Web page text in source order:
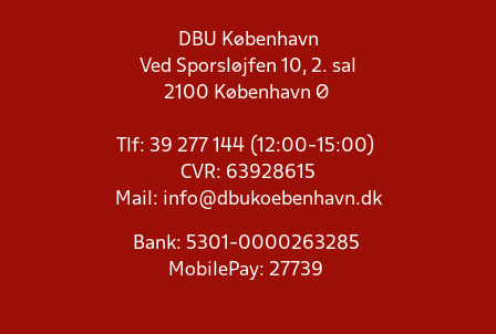
DBU København
Ved Sporsløjfen 10, 2. sal
2100 København Ø
Tlf: 39 277 144 (12:00-15:00)
CVR: 63928615
Mail: info@dbukoebenhavn.dk
Bank: 5301-0000263285
MobilePay: 27739